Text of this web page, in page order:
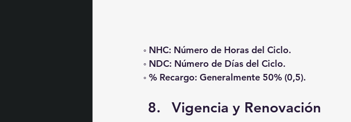
◦ NHC: Número de Horas del Ciclo.
◦ NDC: Número de Días del Ciclo.
◦ % Recargo: Generalmente 50% (0,5).
Vigencia y Renovación